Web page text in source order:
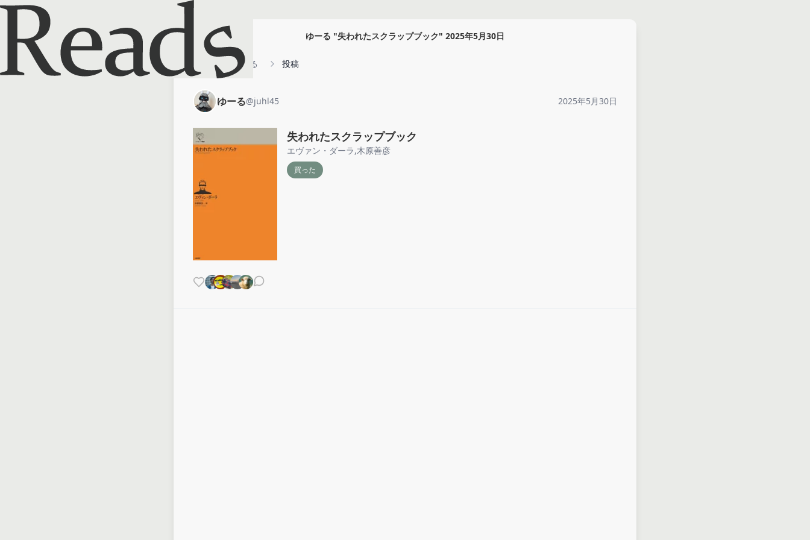
ゆーる "失われたスクラップブック" 2025年5月30日
ゆーる 投稿
ゆーる@juhl45 2025年5月30日
失われたスクラップブック
エヴァン・ダーラ,木原善彦
買った